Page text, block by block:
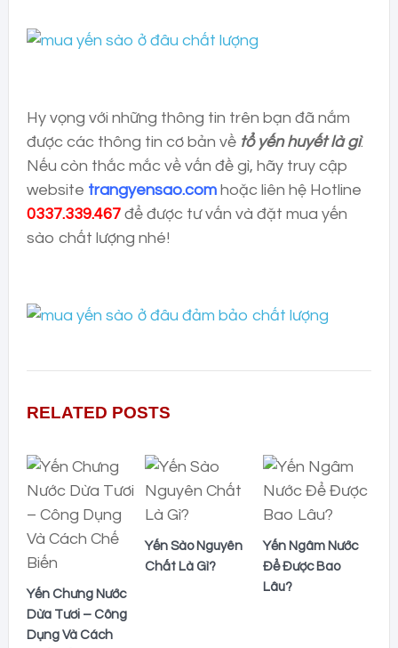
Hy vọng với những thông tin trên bạn đã nắm
được các thông tin cơ bản về tổ yến huyết là gì.
Nếu còn thắc mắc về vấn đề gì, hãy truy cập
website trangyensao.comhoặc liên hệ Hotline
0337.339.467 để được tư vấn và đặt mua yến
sào chất lượng nhé!
RELATED POSTS
Yến Chưng Nước
Dừa Tươi – Công
Dụng Và Cách
Yến Sào Nguyên
Chất Là Gì?
Yến Ngâm Nước
Để Được Bao
Lâu?